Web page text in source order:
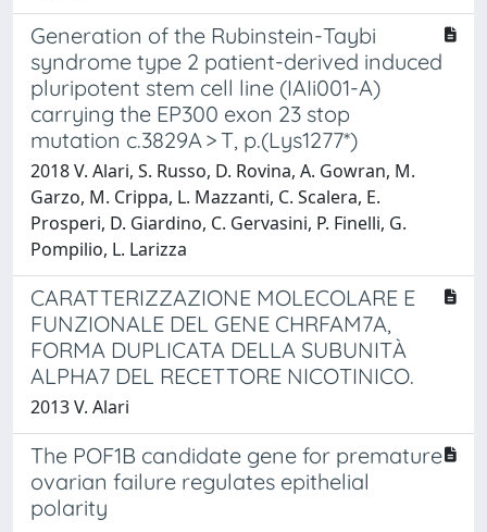
Generation of the Rubinstein-Taybi
syndrome type 2 patient-derived induced
pluripotent stem cell line (IAIi001-A)
carrying the EP300 exon 23 stop
mutation c.3829A > T, p.(Lys1277*)
2018 V. Alari, S. Russo, D. Rovina, A. Gowran, M.
Garzo, M. Crippa, L. Mazzanti, C. Scalera, E.
Prosperi, D. Giardino, C. Gervasini, P. Finelli, G.
Pompilio, L. Larizza
CARATTERIZZAZIONE MOLECOLARE E
FUNZIONALE DEL GENE CHRFAM7A,
FORMA DUPLICATA DELLA SUBUNITÀ
ALPHA7 DEL RECETTORE NICOTINICO.
2013 V. Alari
The POF1B candidate gene for premature
ovarian failure regulates epithelial
polarity